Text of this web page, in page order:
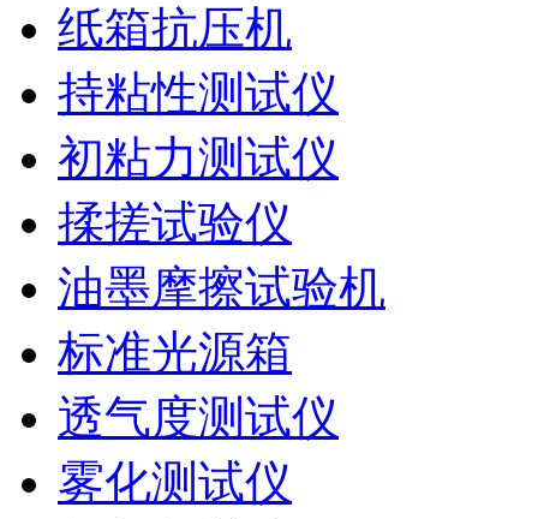
纸箱抗压机
持粘性测试仪
初粘力测试仪
揉搓试验仪
油墨摩擦试验机
标准光源箱
透气度测试仪
雾化测试仪